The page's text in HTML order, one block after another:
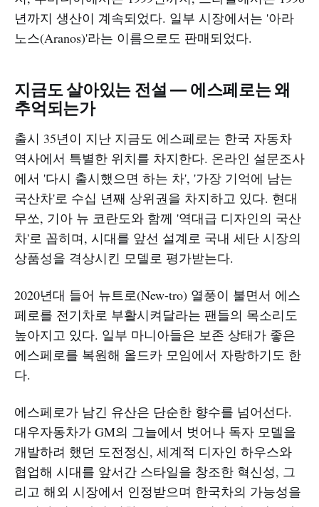
년까지 생산이 계속되었다. 일부 시장에서는 '아라
노스(Aranos)'라는 이름으로도 판매되었다.
지금도 살아있는 전설 — 에스페로는 왜
추억되는가
출시 35년이 지난 지금도 에스페로는 한국 자동차
역사에서 특별한 위치를 차지한다. 온라인 설문조사
에서 '다시 출시했으면 하는 차', '가장 기억에 남는
국산차'로 수십 년째 상위권을 차지하고 있다. 현대
무쏘, 기아 뉴 코란도와 함께 '역대급 디자인의 국산
차'로 꼽히며, 시대를 앞선 설계로 국내 세단 시장의
상품성을 격상시킨 모델로 평가받는다.
2020년대 들어 뉴트로(New-tro) 열풍이 불면서 에스
페로를 전기차로 부활시켜달라는 팬들의 목소리도
높아지고 있다. 일부 마니아들은 보존 상태가 좋은
에스페로를 복원해 올드카 모임에서 자랑하기도 한
다.
에스페로가 남긴 유산은 단순한 향수를 넘어선다.
대우자동차가 GM의 그늘에서 벗어나 독자 모델을
개발하려 했던 도전정신, 세계적 디자인 하우스와
협업해 시대를 앞서간 스타일을 창조한 혁신성, 그
리고 해외 시장에서 인정받으며 한국차의 가능성을